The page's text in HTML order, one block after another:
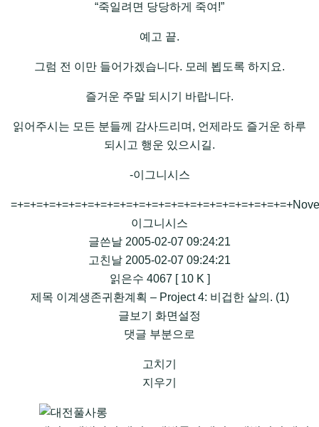
“죽일려면 당당하게 죽여!”
예고 끝.
그럼 전 이만 들어가겠습니다. 모레 뵙도록 하지요.
즐거운 주말 되시기 바랍니다.
읽어주시는 모든 분들께 감사드리며, 언제라도 즐거운 하루
되시고 행운 있으시길.
-이그니시스
이그니시스
글쓴날 2005-02-07 09:24:21
고친날 2005-02-07 09:24:21
읽은수 4067 [ 10 K ]
제목 이계생존귀환계획 – Project 4: 비겁한 살의. (1)
글보기 화면설정
댓글 부분으로
고치기
지우기